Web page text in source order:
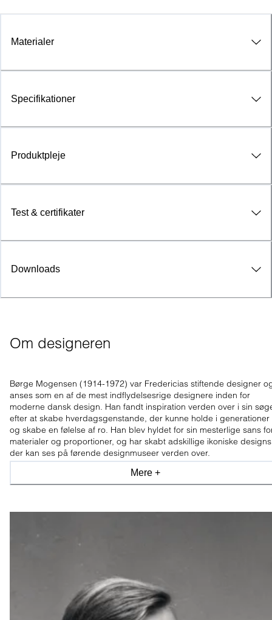
Materialer
Specifikationer
Produktpleje
Test & certifikater
Downloads
Om designeren
Børge Mogensen (1914-1972) var Fredericias stiftende designer
anses som en af de mest indflydelsesrige designere inden for
moderne dansk design. Han fandt inspiration verden over i sin
efter at skabe hverdagsgenstande, der kunne holde i generationer
og skabe en følelse af ro. Han blev hyldet for sin mesterlige sans
materialer og proportioner, og har skabt adskillige ikoniske
der kan ses på førende designmuseer verden over.
Mere +